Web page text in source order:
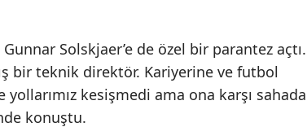
Solskjaer’e de özel bir parantez açtı.
bir teknik direktör. Kariyerine ve futbol
yollarımız kesişmedi ama ona karşı sahada
konuştu.